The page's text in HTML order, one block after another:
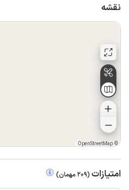
نقشه
©
OpenStreetMap
امتیازات (
209مهمان)